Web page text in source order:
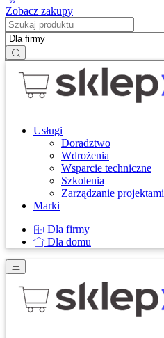
Zobacz zakupy
Usługi
Doradztwo
Wdrożenia
Wsparcie techniczne
Szkolenia
Zarządzanie projektami
Marki
Dla firmy
Dla domu